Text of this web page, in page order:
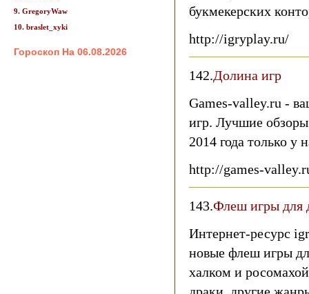
9. GregoryWaw
10. braslet_xyki
Гороскоп На 06.08.2026
букмекерских
http://igryplay.ru/
142.Долина игр
Games-valley.ru -
игр. Лучшие
2014 года только у
http://games-
143.Флеш игры для
Интернет-ресурс
новые флеш игры
халком и